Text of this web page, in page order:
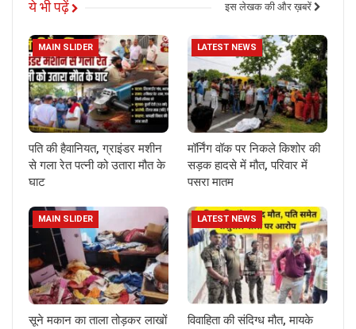
ये भी पढ़ें इस लेखक की और ख़बरें
MAIN SLIDER
पति की हैवानियत, ग्राइंडर मशीन
से गला रेत पत्नी को उतारा मौत के
घाट
LATEST NEWS
मॉर्निंग वॉक पर निकले किशोर की
सड़क हादसे में मौत, परिवार में
पसरा मातम
MAIN SLIDER
सूने मकान का ताला तोड़कर लाखों
LATEST NEWS
विवाहिता की संदिग्ध मौत, मायके